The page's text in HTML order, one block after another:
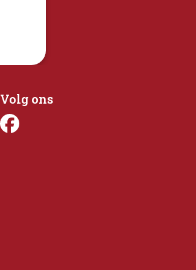
Volg ons